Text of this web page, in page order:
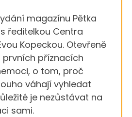
magazínu Pětka
ředitelkou Centra
Kopeckou. Otevřeně
příznacích
o tom, proč
váhají vyhledat
je nezůstávat na
sami.